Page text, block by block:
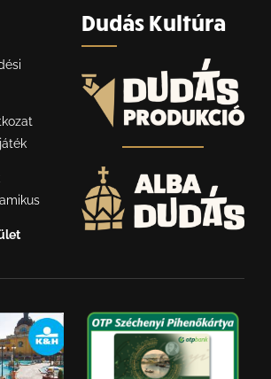
Dudás Kultúra